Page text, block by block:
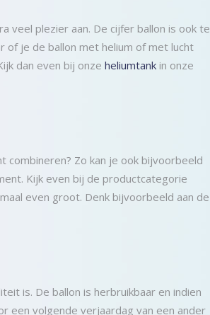
veel plezier aan. De cijfer ballon is ook te
of je de ballon met helium of met lucht
dan even bij onze heliumtank in onze
combineren? Zo kan je ook bijvoorbeeld
Kijk even bij de productcategorie
even groot. Denk bijvoorbeeld aan de
is. De ballon is herbruikbaar en indien
een volgende verjaardag van een ander